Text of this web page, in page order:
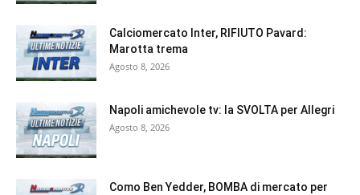
Calciomercato Inter, RIFIUTO Pavard:
Marotta trema
Agosto 8, 2026
Napoli amichevole tv: la SVOLTA per Allegri
Agosto 8, 2026
Como Ben Yedder, BOMBA di mercato per